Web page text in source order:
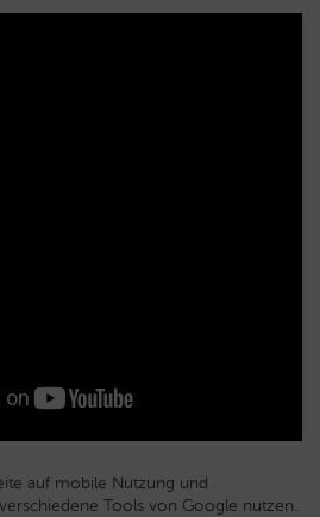
auf mobile Nutzung und
Tools von Google nutzen.